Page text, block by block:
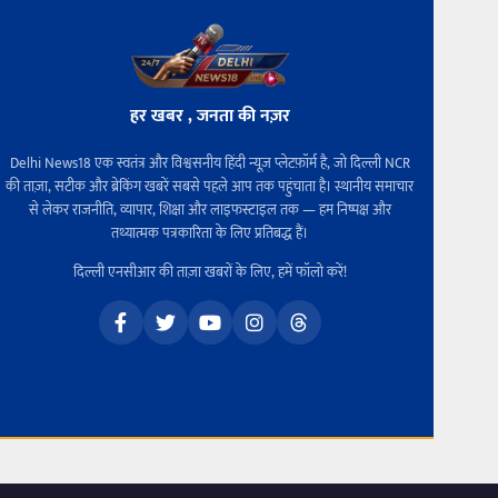
हर खबर , जनता की नज़र
Delhi News18 एक स्वतंत्र और विश्वसनीय हिंदी न्यूज़ प्लेटफ़ॉर्म है, जो दिल्ली NCR
की ताज़ा, सटीक और ब्रेकिंग खबरें सबसे पहले आप तक पहुंचाता है। स्थानीय समाचार
से लेकर राजनीति, व्यापार, शिक्षा और लाइफस्टाइल तक — हम निष्पक्ष और
तथ्यात्मक पत्रकारिता के लिए प्रतिबद्ध हैं।
दिल्ली एनसीआर की ताज़ा खबरों के लिए, हमें फॉलो करें!